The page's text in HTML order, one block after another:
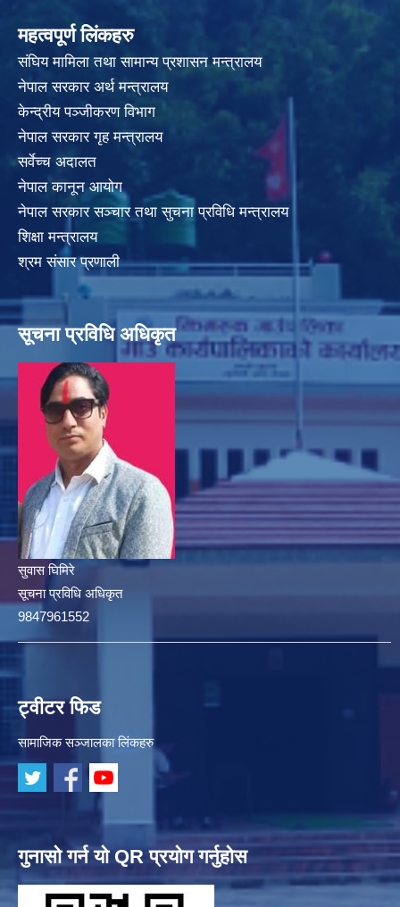
महत्वपूर्ण लिंकहरु
संघिय मामिला तथा सामान्य प्रशासन मन्त्रालय
नेपाल सरकार अर्थ मन्त्रालय
केन्द्रीय पञ्जीकरण विभाग
नेपाल सरकार गृह मन्त्रालय
सर्वेच्च अदालत
नेपाल कानून आयोग
नेपाल सरकार सञ्चार तथा सुचना प्रविधि मन्त्रालय
शिक्षा मन्त्रालय
श्रम संसार प्रणाली
सूचना प्रविधि अधिकृत
सुवास घिमिरे
सूचना प्रविधि अधिकृत
9847961552
ट्वीटर फिड
सामाजिक सञ्जालका लिंकहरु
गुनासो गर्न यो QR प्रयोग गर्नुहोस